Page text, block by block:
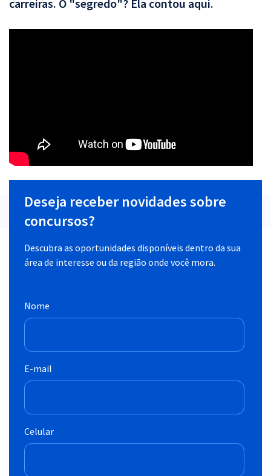
carreiras. O "segredo"? Ela contou aqui.
Deseja receber novidades sobre
concursos?
Descubra as oportunidades disponíveis dentro da sua
área de interesse ou da região onde você mora.
Nome
E-mail
Celular